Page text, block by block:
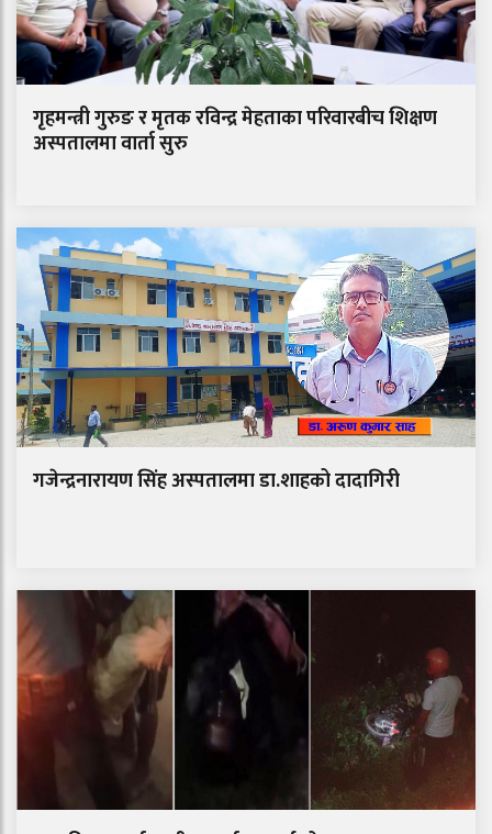
गृहमन्त्री गुरुङ र मृतक रविन्द्र मेहताका परिवारबीच शिक्षण
अस्पतालमा वार्ता सुरु
गजेन्द्रनारायण सिंह अस्पतालमा डा.शाहको दादागिरी